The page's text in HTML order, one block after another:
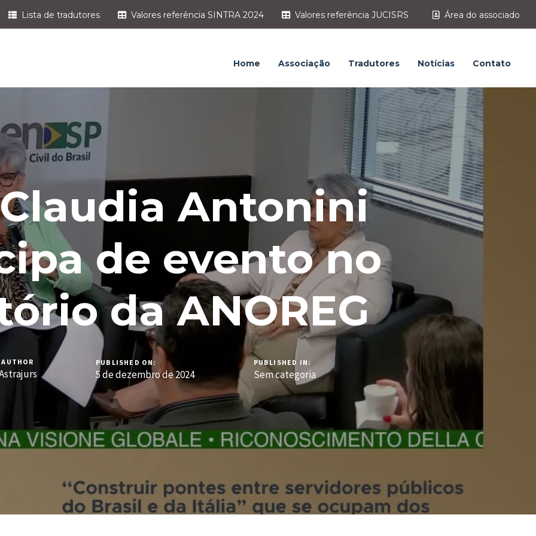
Lista de tradutores Valores referência SINTRA 2024 Valores referência JUCISRS Área do associado
Home Associação Tradutores Notícias Contato
Antonini
de evento no
da ANOREG
AUTHOR PUBLISHED ON:
5 de dezembro de 2024
PUBLISHED IN:
Sem categoria